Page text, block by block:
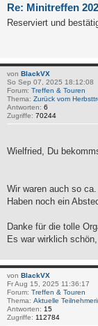
Re: Minitreffen
Reserviert und
von BlackVX
So Sep 07, 2025 18:12:08
Forum: Treffen & Touren
Thema: Zurück vom
Antworten: 6
Zugriffe: 70244
Wielfried, Du
Wir waren auch so
Haben noch ein
Danke für die tolle
Es war wirklich schön,
von BlackVX
Fr Aug 15, 2025 11:36:17
Forum: Treffen & Touren
Thema: Aktuelle
Antworten: 15
Zugriffe: 112784